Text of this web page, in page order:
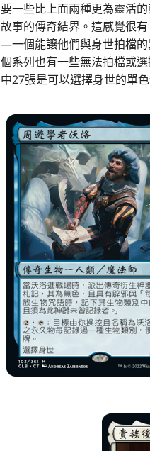
要一些比上面兩種更為靈活
故事的傳奇結界。這感覺很
—一個能讓他們與身世拍檔
個系列也有一些無法拍檔或
中27張是可以選擇身世的單